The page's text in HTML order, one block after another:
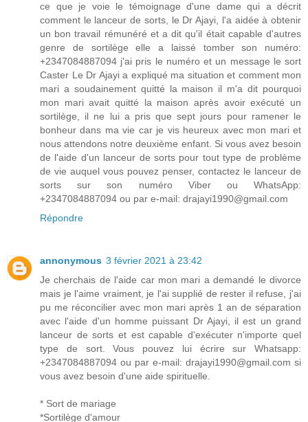
ce que je voie le témoignage d'une dame qui a décrit
comment le lanceur de sorts, le Dr Ajayi, l'a aidée à obtenir
un bon travail rémunéré et a dit qu'il était capable d'autres
genre de sortilège elle a laissé tomber son numéro:
+2347084887094 j'ai pris le numéro et un message le sort
Caster Le Dr Ajayi a expliqué ma situation et comment mon
mari a soudainement quitté la maison il m'a dit pourquoi
mon mari avait quitté la maison après avoir exécuté un
sortilège, il ne lui a pris que sept jours pour ramener le
bonheur dans ma vie car je vis heureux avec mon mari et
nous attendons notre deuxième enfant. Si vous avez besoin
de l'aide d'un lanceur de sorts pour tout type de problème
de vie auquel vous pouvez penser, contactez le lanceur de
sorts sur son numéro Viber ou WhatsApp:
+2347084887094 ou par e-mail: drajayi1990@gmail.com
Répondre
annonymous 3 février 2021 à 23:42
Je cherchais de l'aide car mon mari a demandé le divorce
mais je l'aime vraiment, je l'ai supplié de rester il refuse, j'ai
pu me réconcilier avec mon mari après 1 an de séparation
avec l'aide d'un homme puissant Dr Ajayi, il est un grand
lanceur de sorts et est capable d'exécuter n'importe quel
type de sort. Vous pouvez lui écrire sur Whatsapp:
+2347084887094 ou par e-mail: drajayi1990@gmail.com si
vous avez besoin d'une aide spirituelle.
* Sort de mariage
*Sortilège d'amour